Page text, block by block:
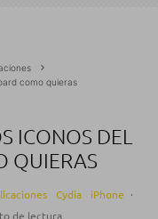
como quieras
ICONOS DEL
QUIERAS
Cydia iPhone ·
de lectura